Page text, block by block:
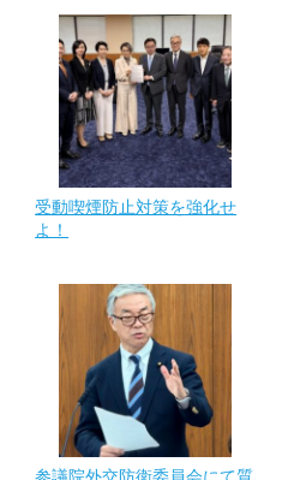
受動喫煙防止対策を強化せ
よ！